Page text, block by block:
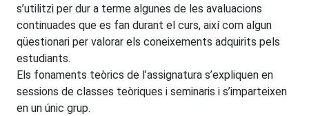
s’utilitzi per dur a terme algunes de les avaluacions
continuades que es fan durant el curs, així com algun
qüestionari per valorar els coneixements adquirits pels
estudiants.
Els fonaments teòrics de l’assignatura s’expliquen en
sessions de classes teòriques i seminaris i s’imparteixen
en un únic grup.